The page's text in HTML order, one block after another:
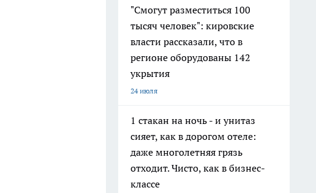
"Смогут разместиться 100
тысяч человек": кировские
власти рассказали, что в
регионе оборудованы 142
укрытия
24 июля
1 стакан на ночь - и унитаз
сияет, как в дорогом отеле:
даже многолетняя грязь
отходит. Чисто, как в бизнес-
классе